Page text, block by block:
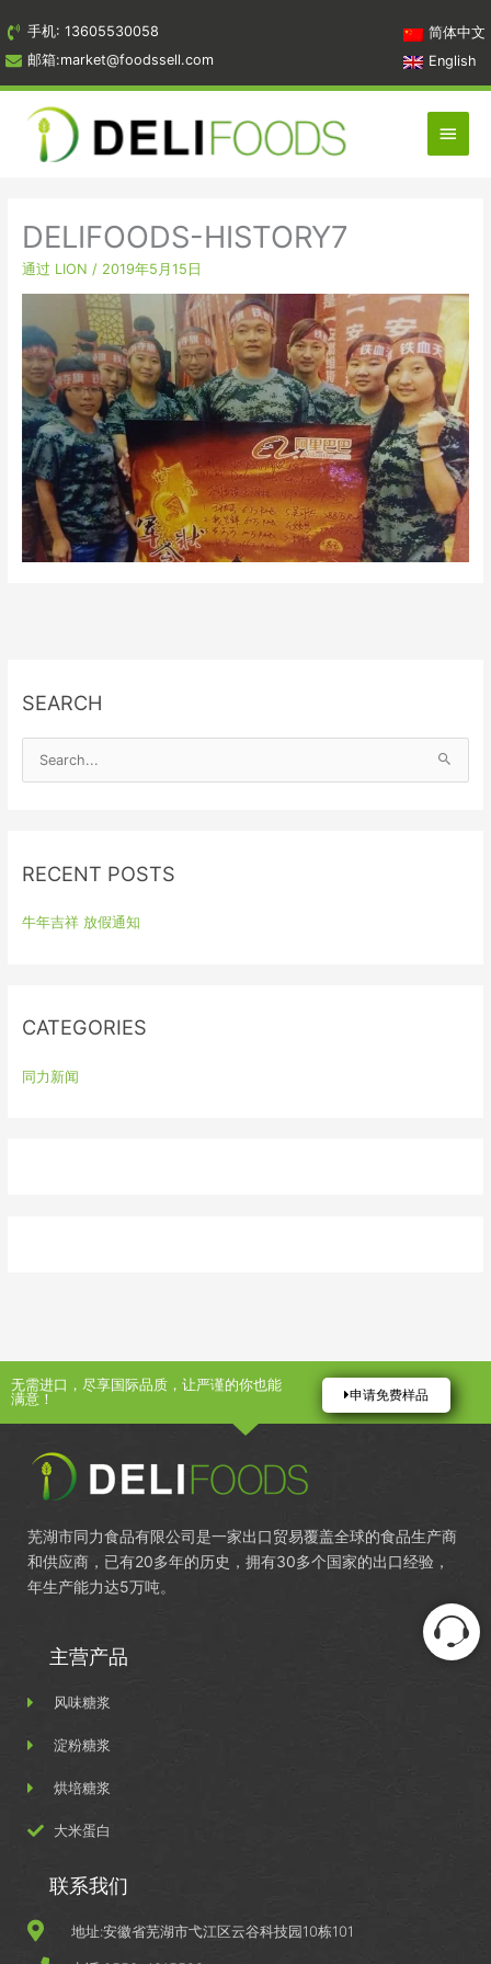
到
内
容
手机: 13605530058
邮箱:market@foodssell.com
简体中文
English
主
菜
DELIFOODS-HISTORY7
通过 LION / 2019年5月15日
SEARCH
c
f
RECENT POSTS
牛年吉祥 放假通知
CATEGORIES
同力新闻
无需进口，尽享国际品质，让严谨的你也能
满意！
申请免费样品
芜湖市同力食品有限公司是一家出口贸易覆盖全球的食品生产商
和供应商，已有20多年的历史，拥有30多个国家的出口经验，
年生产能力达5万吨。
主营产品
风味糖浆
淀粉糖浆
烘培糖浆
大米蛋白
联系我们
地址:安徽省芜湖市弋江区云谷科技园10栋101